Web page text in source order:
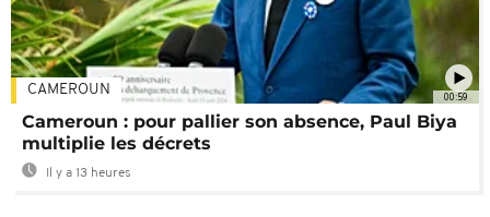
00:59
CAMEROUN
Cameroun : pour pallier son absence, Paul Biya
multiplie les décrets
Il y a 13 heures